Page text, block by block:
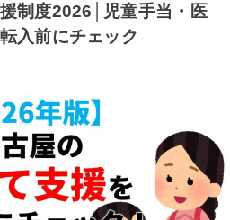
制度2026│児童手当・医
入前にチェック